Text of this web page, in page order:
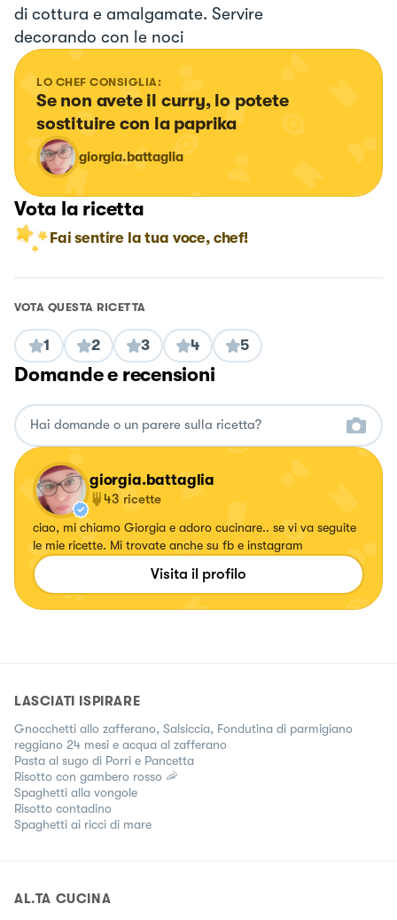
di cottura e amalgamate. Servire
decorando con le noci
LO CHEF CONSIGLIA:
Se non avete il curry, lo potete
sostituire con la paprika
giorgia.battaglia
Vota la ricetta
Fai sentire la tua voce, chef!
VOTA QUESTA RICETTA
1 2 3 4 5
Domande e recensioni
giorgia.battaglia
43 ricette
ciao, mi chiamo Giorgia e adoro cucinare.. se vi va seguite
le mie ricette. Mi trovate anche su fb e instagram
Visita il profilo
LASCIATI ISPIRARE
Gnocchetti allo zafferano, Salsiccia, Fondutina di parmigiano
reggiano 24 mesi e acqua al zafferano
Pasta al sugo di Porri e Pancetta
Risotto con gambero rosso 🦐
Spaghetti alla vongole
Risotto contadino
Spaghetti ai ricci di mare
AL.TA CUCINA